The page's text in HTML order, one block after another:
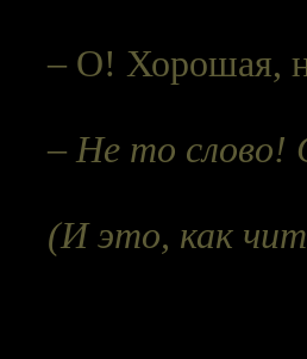
– О! Хорошая,
– Не то слово!
(И это, как